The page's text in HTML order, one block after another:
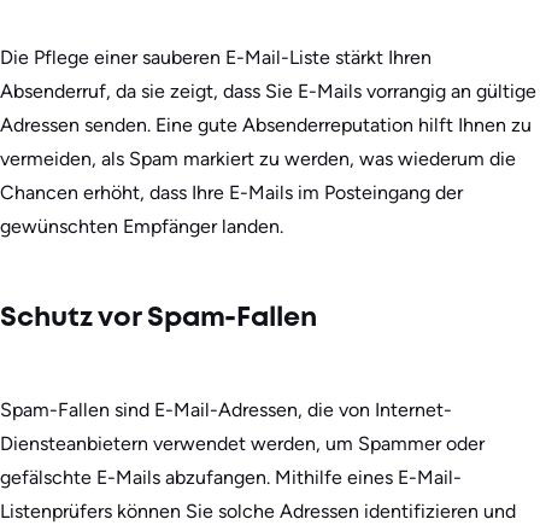
Die Pflege einer sauberen E-Mail-Liste stärkt Ihren
Absenderruf, da sie zeigt, dass Sie E-Mails vorrangig an gültige
Adressen senden. Eine gute Absenderreputation hilft Ihnen zu
vermeiden, als Spam markiert zu werden, was wiederum die
Chancen erhöht, dass Ihre E-Mails im Posteingang der
gewünschten Empfänger landen.
Schutz vor Spam-Fallen
Spam-Fallen sind E-Mail-Adressen, die von Internet-
Diensteanbietern verwendet werden, um Spammer oder
gefälschte E-Mails abzufangen. Mithilfe eines E-Mail-
Listenprüfers können Sie solche Adressen identifizieren und